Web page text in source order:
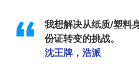
我想解决从纸质/塑料
份证转变的挑战。
沈王牌，浩派